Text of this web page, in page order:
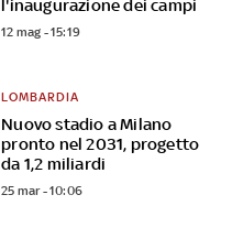
l'inaugurazione dei campi
12 mag - 15:19
Nuovo stadio a Milano
pronto nel 2031, progetto
da 1,2 miliardi
LOMBARDIA
25 mar - 10:06